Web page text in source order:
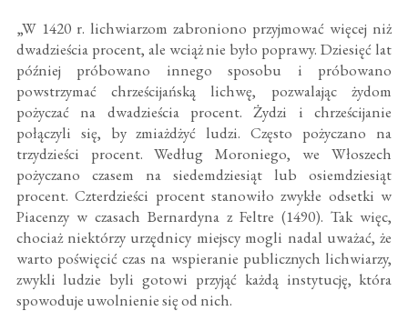
„W 1420 r. lichwiarzom zabroniono przyjmować więcej niż
dwadzieścia procent, ale wciąż nie było poprawy. Dziesięć lat
później próbowano innego sposobu i próbowano
powstrzymać chrześcijańską lichwę, pozwalając żydom
pożyczać na dwadzieścia procent. Żydzi i chrześcijanie
połączyli się, by zmiażdżyć ludzi. Często pożyczano na
trzydzieści procent. Według Moroniego, we Włoszech
pożyczano czasem na siedemdziesiąt lub osiemdziesiąt
procent. Czterdzieści procent stanowiło zwykłe odsetki w
Piacenzy w czasach Bernardyna z Feltre (1490). Tak więc,
chociaż niektórzy urzędnicy miejscy mogli nadal uważać, że
warto poświęcić czas na wspieranie publicznych lichwiarzy,
zwykli ludzie byli gotowi przyjąć każdą instytucję, która
spowoduje uwolnienie się od nich.